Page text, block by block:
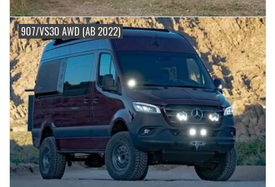
907/VS30 AWD (AB 2022)